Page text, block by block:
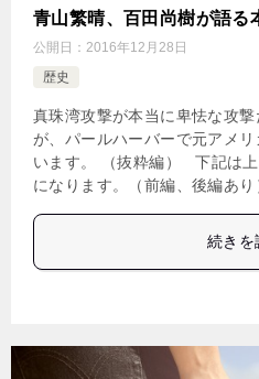
青山繁晴、百田尚樹が語る
公開日： 2016年12月28日
歴史
真珠湾攻撃が本当に卑怯な攻
が、パールハーバーで元アメ
います。 （抜粋編） 下記は
になります。（前編、後編あ
続きを